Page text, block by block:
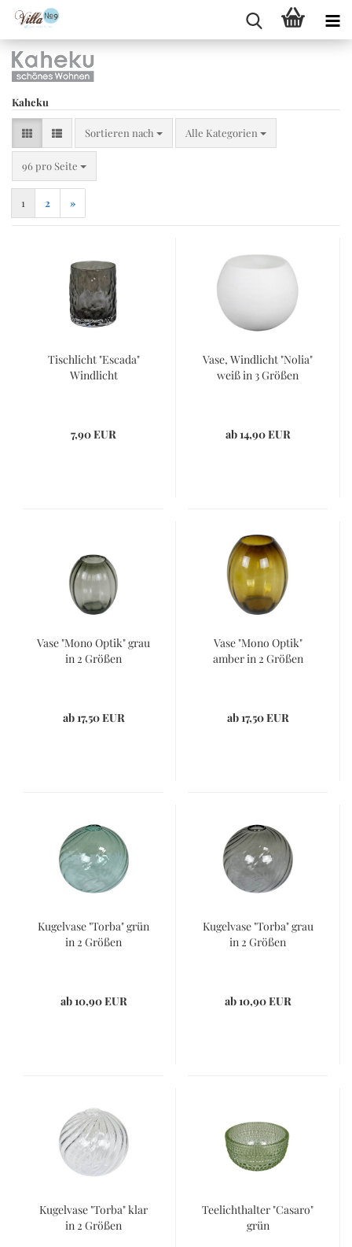
Kaheku
Sortieren nach
Sortieren nach Alle Kategorien
96 pro Seite
pro Seite
1 2 »
Tischlicht "Escada"
Windlicht
7,90 EUR
Vase, Windlicht "Nolia"
weiß in 3 Größen
ab 14,90 EUR
Vase "Mono Optik" grau
in 2 Größen
ab 17,50 EUR
Vase "Mono Optik"
amber in 2 Größen
ab 17,50 EUR
Kugelvase "Torba" grün
in 2 Größen
ab 10,90 EUR
Kugelvase "Torba" grau
in 2 Größen
ab 10,90 EUR
Kugelvase "Torba" klar
in 2 Größen
Teelichthalter "Casaro"
grün